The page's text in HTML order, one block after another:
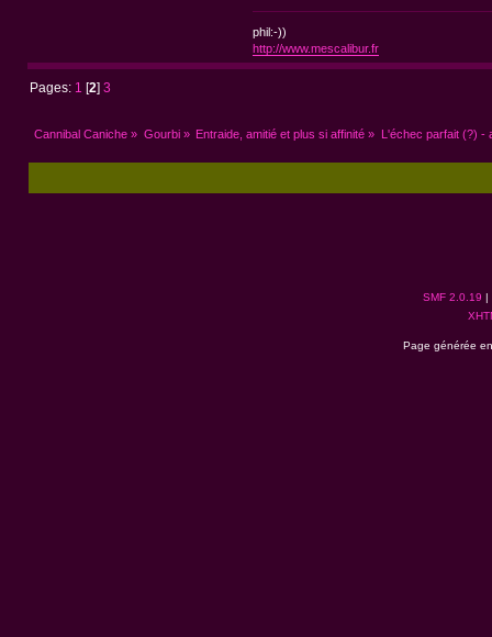
phil:-))
http://www.mescalibur.fr
Pages: 1 [2]3
Cannibal Caniche » Gourbi» Entraide, amitié et plus si affinité » L'échec parfait (?) -
SMF 2.0.19 |
Page générée